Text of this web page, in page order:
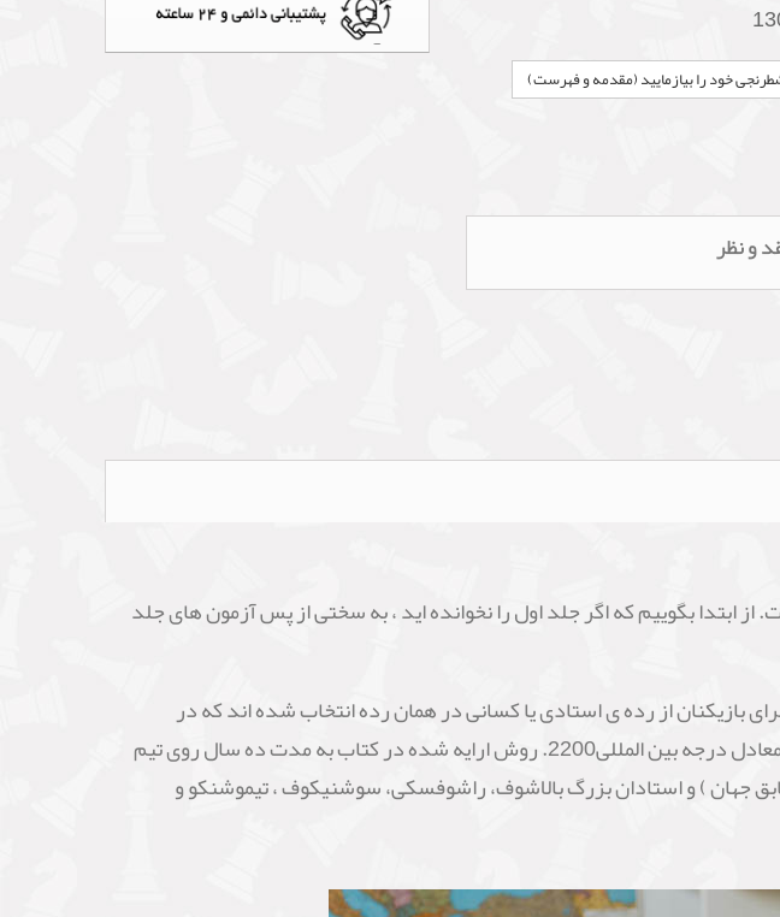
خود را بیازمایید (مقدمه و فهرست)
و نظر
ابتدا بگوییم که اگر جلد اول را نخوانده اید ، به سختی از پس آزمون های جلد
بازیکنان از رده ی استادی یا کسانی در همان رده انتخاب شده اند که در
تقسیم بندی رایج در روسیه منطیق است بر عنوان « کاندیدای استادی » و «استاد ورزش» معادل درجه بین المللی2200. روش ارایه شده در کتاب به مدت ده سال روی تیم
جهان ) و استادان بزرگ بالاشوف، راشوفسکی، سوشنیکوف ، تیموشنکو و